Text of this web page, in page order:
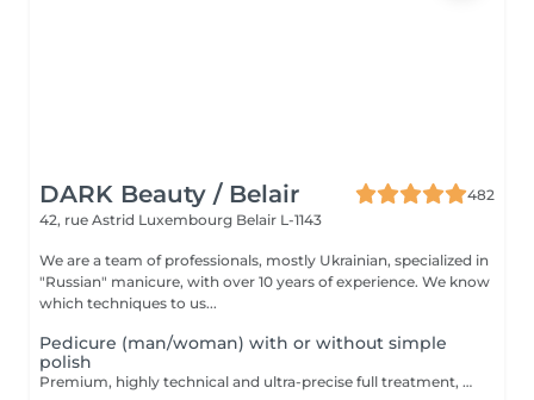
DARK Beauty / Belair
482
42, rue Astrid Luxembourg Belair L-1143
We are a team of professionals, mostly Ukrainian, specialized in
"Russian" manicure, with over 10 years of experience. We know
which techniques to us...
Pedicure (man/woman) with or without simple
polish
Premium, highly technical and ultra-precise full treatment, performed mainly with an e-file to achieve a perfectly clean nail contour and apply the polish as close as possible, even slightly under the cuticle. This technique helps visually delay the regrowth by around 10 days. Visual result: -Extremely well-groomed nails, clean contours, flawless shape -Instagram / photo studio effect: neat, precise, with no visible dry skin Service content: -Removal of old semi-permanent and/or gel polish (if needed, please book accordingly this option via this screen) -Very meticulous preparation of the nail plate -Shape and file nails -Gentle cuticle care -Removal of dead skin -Heels are cleaned -Application of a transparent simple polish (if desired) OR application of your own simple polish (if needed, please book accordingly this option via this screen) -Application of cuticle oil and feet cream